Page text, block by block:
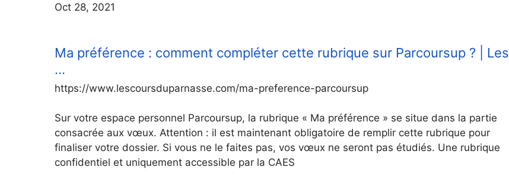
Oct 28, 2021
Ma préférence : comment compléter cette rubrique sur Parcoursup ? | Les
…
https://www.lescoursduparnasse.com/ma-preference-parcoursup
Sur votre espace personnel Parcoursup, la rubrique « Ma préférence » se situe dans la partie
consacrée aux vœux. Attention : il est maintenant obligatoire de remplir cette rubrique pour
finaliser votre dossier. Si vous ne le faites pas, vos vœux ne seront pas étudiés. Une rubrique
confidentiel et uniquement accessible par la CAES